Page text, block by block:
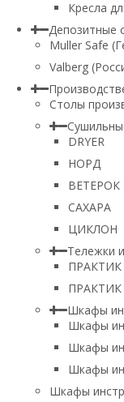
Кресла
Депозитные
Muller Safe
Valberg
Столы
DRYER
НОРД
ВЕТЕРОК
САХАРА
ЦИКЛОН
Тележки
ПРАКТИК
ПРАКТИК
Шкафы
Шкафы
Шкафы
Шкафы
Шкафы